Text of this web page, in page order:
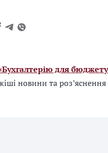
для
новини та роз’яснення